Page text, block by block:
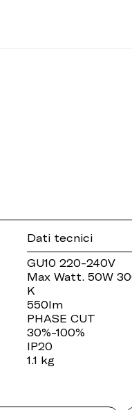
Dati tecnici
GU10 220-240V
Max Watt. 50W
K
550lm
PHASE CUT
30%-100%
IP20
1.1 kg